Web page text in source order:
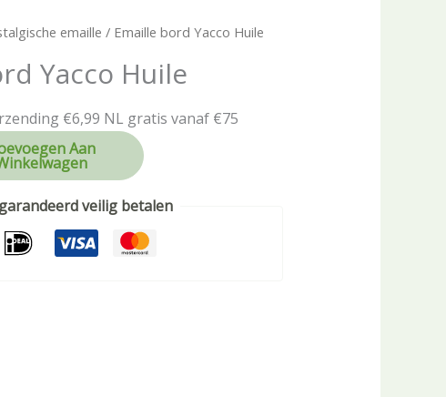
emaille / Emaille bord Yacco Huile
Yacco Huile
€6,99 NL gratis vanaf €75
Aan
veilig betalen